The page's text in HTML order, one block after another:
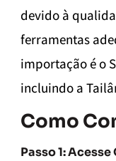
devido à
ferramentas
importação é o
incluindo a
Como
Passo 1: